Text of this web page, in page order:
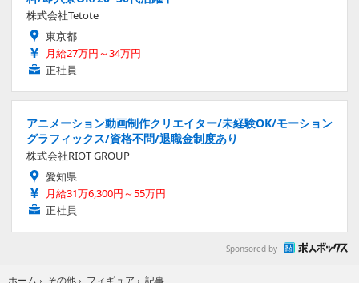
株式会社Tetote
東京都
月給27万円～34万円
正社員
アニメーション動画制作クリエイター/未経験OK/モーション
グラフィックス/資格不問/退職金制度あり
株式会社RIOT GROUP
愛知県
月給31万6,300円～55万円
正社員
Sponsored by
ホーム › その他 › フィギュア › 記事